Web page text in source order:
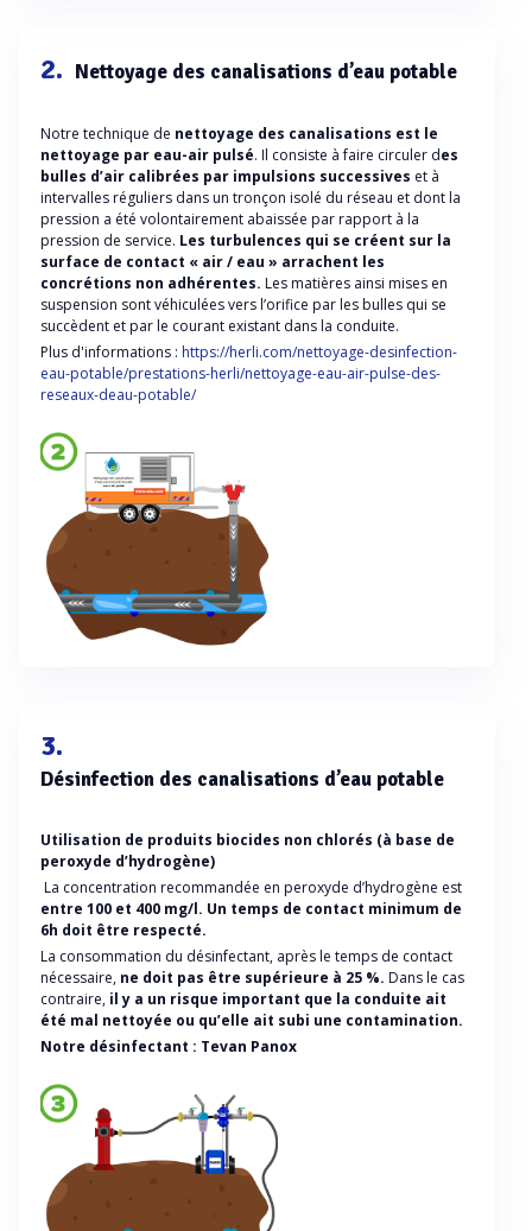
2. Nettoyage des canalisations d’eau potable
Notre technique de nettoyage des canalisations est le
nettoyage par eau-air pulsé. Il consiste à faire circuler des
bulles d’air calibrées par impulsions successives et à
intervalles réguliers dans un tronçon isolé du réseau et dont la
pression a été volontairement abaissée par rapport à la
pression de service. Les turbulences qui se créent sur la
surface de contact « air / eau » arrachent les
concrétions non adhérentes. Les matières ainsi mises en
suspension sont véhiculées vers l’orifice par les bulles qui se
succèdent et par le courant existant dans la conduite.
Plus d'informations : https://herli.com/nettoyage-desinfection-
eau-potable/prestations-herli/nettoyage-eau-air-pulse-des-
reseaux-deau-potable/
3.
Désinfection des canalisations d’eau potable
Utilisation de produits biocides non chlorés (à base de
peroxyde d’hydrogène)
La concentration recommandée en peroxyde d’hydrogène est
entre 100 et 400 mg/l. Un temps de contact minimum de
6h doit être respecté.
La consommation du désinfectant, après le temps de contact
nécessaire, ne doit pas être supérieure à 25 %. Dans le cas
contraire, il y a un risque important que la conduite ait
été mal nettoyée ou qu’elle ait subi une contamination.
Notre désinfectant : Tevan Panox